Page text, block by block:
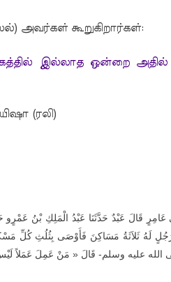
அவர்கள் கூறுகிறார்கள்:
இல்லாத ஒன்றை அதில்
(ரலி)
قَالَ عَبْدٌ حَدَّثَنَا عَبْدُ الْمَلِكِ بْنُ عَمْرٍو
لَهُ ثَلاَثَةُ مَسَاكِنَ فَأَوْصَى بِثُلُثِ كُلِّ
عليه وسلم- قَالَ « مَنْ عَمِلَ عَمَلاً لَيْسَ